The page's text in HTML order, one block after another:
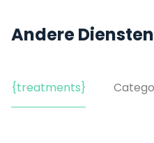
Andere Diensten
{treatments}